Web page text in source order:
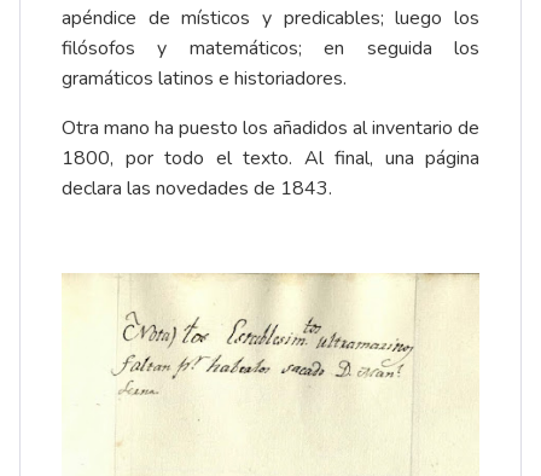
apéndice de místicos y predicables; luego los
filósofos y matemáticos; en seguida los
gramáticos latinos e historiadores.
Otra mano ha puesto los añadidos al inventario de
1800, por todo el texto. Al final, una página
declara las novedades de 1843.